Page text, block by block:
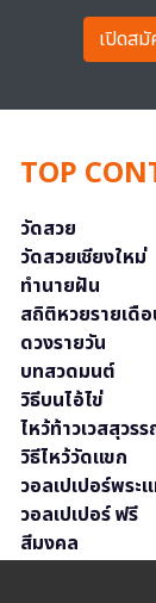
เปิดส
TOP
วัดสวย
วัดสวยเชียงใหม่
ทำนายฝัน
สถิติหวยรายเดื
ดวงรายวัน
บทสวดมนต์
วิธีบนไอ้ไข่
ไหว้ท้าวเวสสุวร
วิธีไหว้วัดแขก
วอลเปเปอร์พร
วอลเปเปอร์ ฟรี
สีมงคล